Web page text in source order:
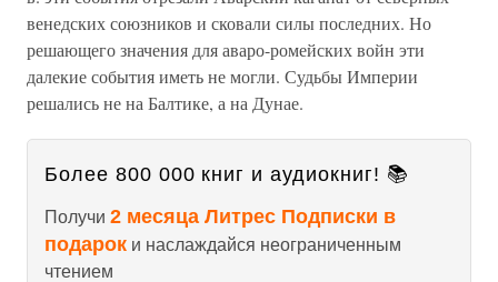
венедских союзников и сковали силы последних. Но
решающего значения для аваро-ромейских войн эти
далекие события иметь не могли. Судьбы Империи
решались не на Балтике, а на Дунае.
Более 800 000 книг и аудиокниг! 📚
Получи 2 месяца Литрес Подписки в
подарок и наслаждайся неограниченным
чтением